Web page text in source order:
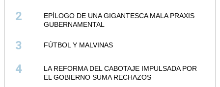
2
EPÍLOGO DE UNA GIGANTESCA MALA PRAXIS
GUBERNAMENTAL
3 FÚTBOL Y MALVINAS
4
LA REFORMA DEL CABOTAJE IMPULSADA POR
EL GOBIERNO SUMA RECHAZOS